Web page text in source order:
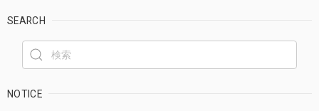
SEARCH
NOTICE